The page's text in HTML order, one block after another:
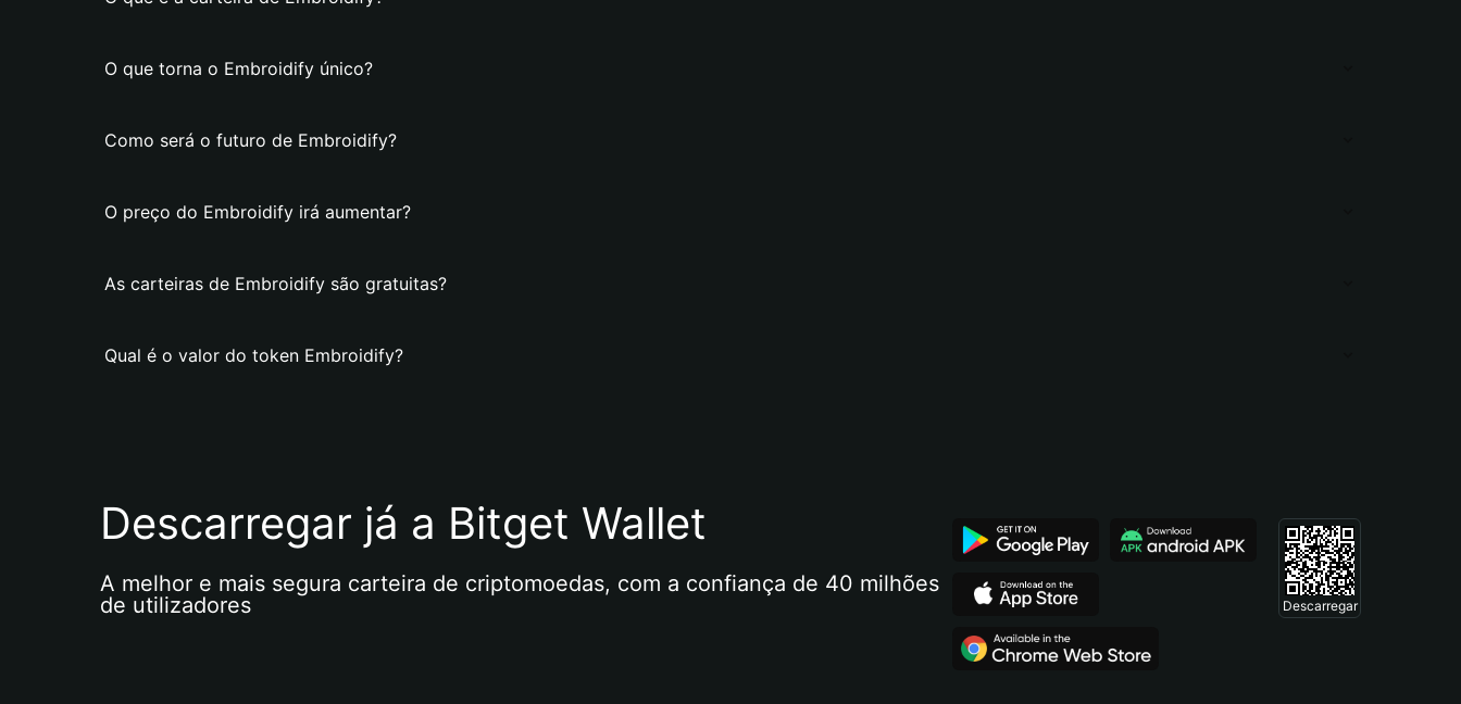
O que torna o Embroidify único?
Como será o futuro de Embroidify?
O preço do Embroidify irá aumentar?
As carteiras de Embroidify são gratuitas?
Qual é o valor do token Embroidify?
Descarregar já a Bitget Wallet
A melhor e mais segura carteira de criptomoedas, com a confiança de 40 milhões
de utilizadores
Descarregar